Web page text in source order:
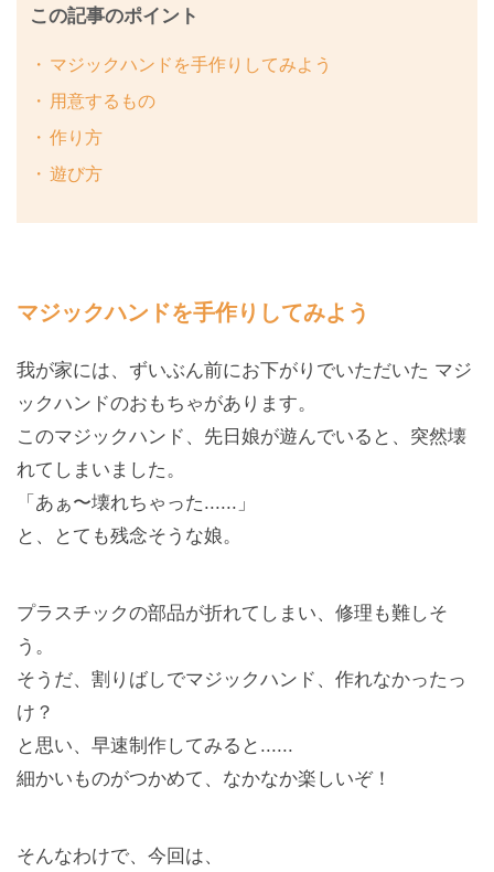
この記事のポイント
マジックハンドを手作りしてみよう
用意するもの
作り方
遊び方
マジックハンドを手作りしてみよう
我が家には、ずいぶん前にお下がりでいただいた マジ
ックハンドのおもちゃがあります。
このマジックハンド、先日娘が遊んでいると、突然壊
れてしまいました。
「あぁ〜壊れちゃった......」
と、とても残念そうな娘。
プラスチックの部品が折れてしまい、修理も難しそ
う。
そうだ、割りばしでマジックハンド、作れなかったっ
け？
と思い、早速制作してみると......
細かいものがつかめて、なかなか楽しいぞ！
そんなわけで、今回は、